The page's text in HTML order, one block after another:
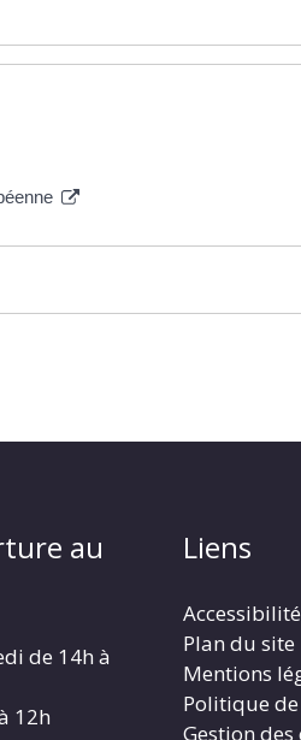
au
de 14h à
12h
Liens
Plan du site
Mentions
Politique
Gestion des